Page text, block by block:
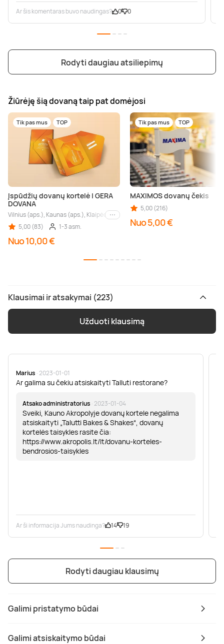
Galimi pristatymo būdai
Galimi atsiskaitymo būdai
Ar šis komentaras buvo naudingas? 0 0
Rodyti daugiau atsiliepimų
Žiūrėję šią dovaną taip pat domėjosi
Tik pas mus TOP
Įspūdžių dovanų kortelė | GERA
DOVANA
Vilnius (aps.), Kaunas (aps.), Klaipėda (aps.), Palanga (aps.), Nida (aps.),
Kiti miestai
5,00 (83)
1-3 asm.
Nuo 10,00 €
Tik pas mus TOP
MAXIMOS dovanų čekis
5,00 (216)
Nuo 5,00 €
Klausimai ir atsakymai (223)
Užduoti klausimą
Marius · 2023-01-01
Ar galima su čekiu atsiskaityti Talluti restorane?
Atsako administratorius · 2023-01-04
Sveiki, Kauno Akropolyje dovanų kortele negalima
atsiskaityti „Talutti Bakes & Shakes“, dovanų
kortelės taisykles rasite čia:
https://www.akropolis.lt/lt/dovanu-korteles-
bendrosios-taisykles
Ar ši informacija Jums naudinga? 14 19
Rodyti daugiau klausimų